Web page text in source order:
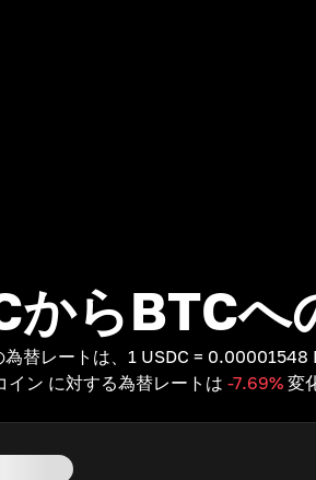
からBTCへ
替レートは、1 USDC =
ン に対する為替レートは -7.69% 変